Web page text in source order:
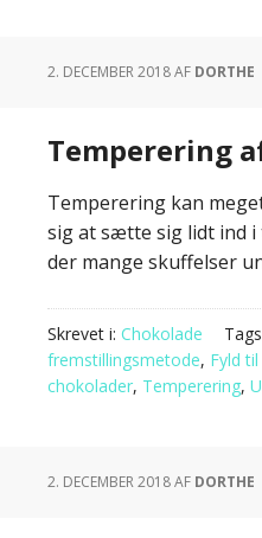
2. DECEMBER 2018AF DORTHE
Temperering
Temperering kan
sig at sætte sig lidt ind i
der mange skuffelser
Skrevet i: Chokolade
fremstillingsmetode, Fyld
chokolader, Temperering,
2. DECEMBER 2018AF DORTHE